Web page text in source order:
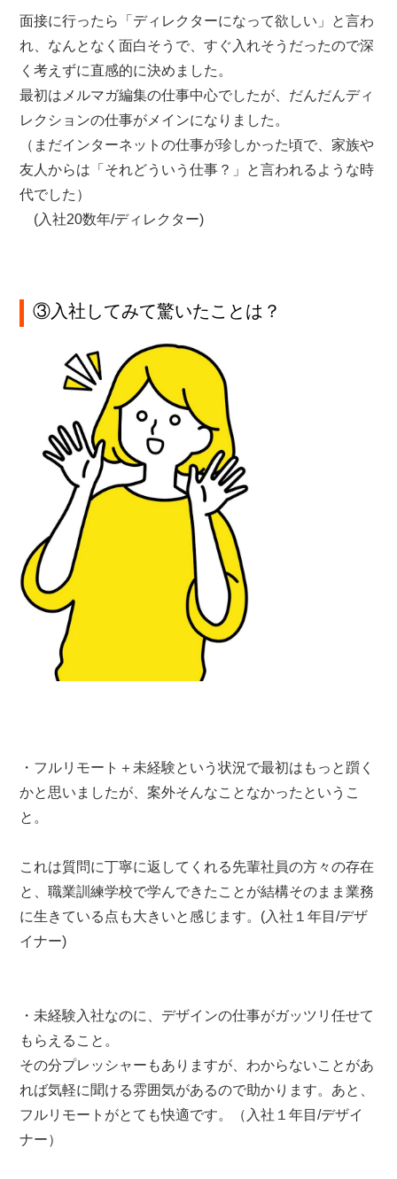
面接に行ったら「ディレクターになって欲しい」と言わ
れ、なんとなく面白そうで、すぐ入れそうだったので深
く考えずに直感的に決めました。
最初はメルマガ編集の仕事中心でしたが、だんだんディ
レクションの仕事がメインになりました。
（まだインターネットの仕事が珍しかった頃で、家族や
友人からは「それどういう仕事？」と言われるような時
代でした）
(入社20数年/ディレクター)
③入社してみて驚いたことは？
・フルリモート＋未経験という状況で最初はもっと躓く
かと思いましたが、案外そんなことなかったというこ
と。
これは質問に丁寧に返してくれる先輩社員の方々の存在
と、職業訓練学校で学んできたことが結構そのまま業務
に生きている点も大きいと感じます。(入社１年目/デザ
イナー)
・未経験入社なのに、デザインの仕事がガッツリ任せて
もらえること。
その分プレッシャーもありますが、わからないことがあ
れば気軽に聞ける雰囲気があるので助かります。あと、
フルリモートがとても快適です。（入社１年目/デザイ
ナー）